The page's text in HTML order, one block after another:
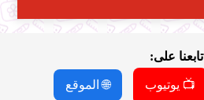
تابعنا على:
📺 يوتيوب 🌐 الموقع